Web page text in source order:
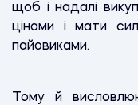
щоб і надалі
цінами і мати
пайовиками.
Тому й